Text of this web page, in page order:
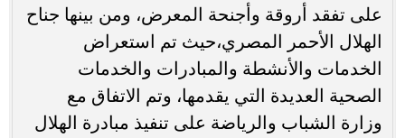
على تفقد أروقة وأجنحة المعرض، ومن بينها جناح
الهلال الأحمر المصري،حيث تم استعراض
الخدمات والأنشطة والمبادرات والخدمات
الصحية العديدة التي يقدمها، وتم الاتفاق مع
وزارة الشباب والرياضة على تنفيذ مبادرة الهلال